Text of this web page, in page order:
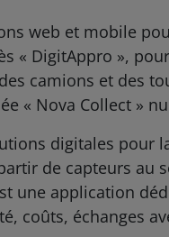
web et mobile
« DigitAppro »,
camions et des
« Nova Collect »
digitales pour
de capteurs au
une application
coûts, échanges